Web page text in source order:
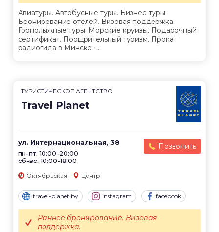
Авиатуры. Автобусные туры. Бизнес-туры.
Бронирование отелей. Визовая поддержка.
Горнолыжные туры. Морские круизы. Подарочный
сертификат. Поощрительный туризм. Прокат
радиогида в Минске -...
ТУРИСТИЧЕСКОЕ АГЕНТСТВО
Travel Planet
ул. Интернациональная, 38
пн-пт: 10:00-20:00
сб-вс: 10:00-18:00
Позвонить
Октябрьская Центр
travel-planet.by Instagram facebook
Раннее бронирование. Визовая
поддержка.